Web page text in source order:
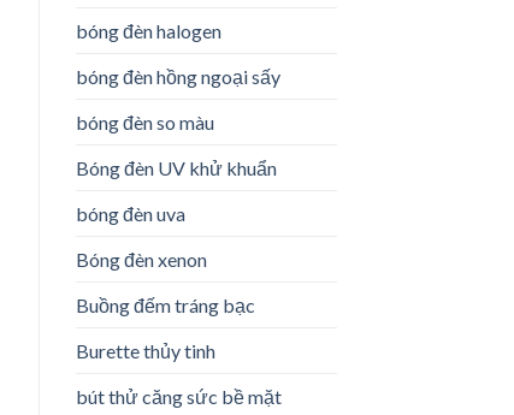
bóng đèn halogen
bóng đèn hồng ngoại sấy
bóng đèn so màu
Bóng đèn UV khử khuẩn
bóng đèn uva
Bóng đèn xenon
Buồng đếm tráng bạc
Burette thủy tinh
bút thử căng sức bề mặt